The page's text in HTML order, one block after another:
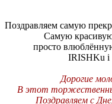
Поздравляем самую
Самую
просто
IRISHKu i
Дорогие
В этот
Поздравляем с